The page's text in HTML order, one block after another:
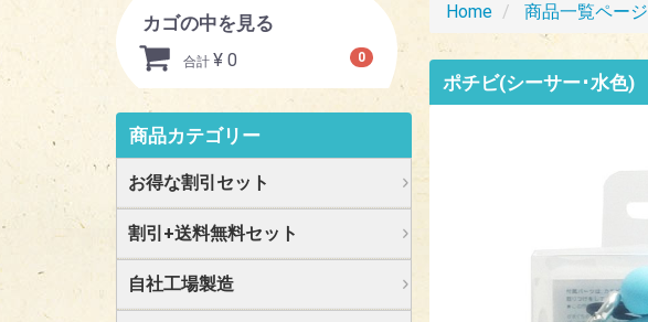
カゴの中を見る
0
合計 ¥ 0
商品カテゴリー
お得な割引セット
割引+送料無料セット
自社工場製造
Home 商品一覧ページ
ポチビ(シーサー･水色)